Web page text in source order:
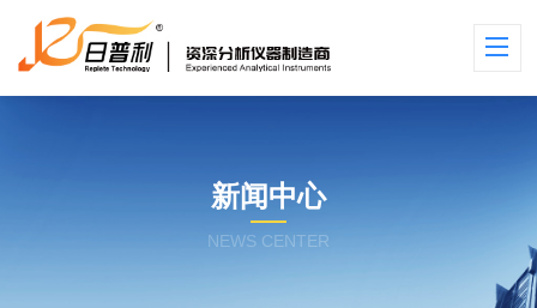
新闻中心
NEWS CENTER